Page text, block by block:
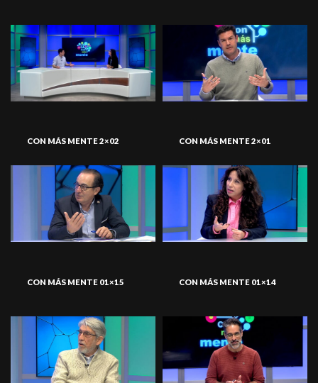
CON MÁS MENTE 2×02 CON MÁS MENTE 2×01
CON MÁS MENTE 01×15 CON MÁS MENTE 01×14